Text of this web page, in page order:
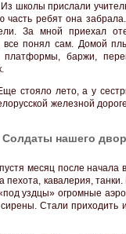
школы прислали
ребят она
За мной приехал
понял сам. Домой
платформы, баржи,
стояло лето, а у
железной
Солдаты нашего
месяц после
кавалерия,
уздцы» огромные
Стали приходить